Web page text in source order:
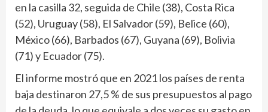
en la casilla 32, seguida de Chile (38), Costa Rica
(52), Uruguay (58), El Salvador (59), Belice (60),
México (66), Barbados (67), Guyana (69), Bolivia
(71) y Ecuador (75).
El informe mostró que en 2021 los países de renta
baja destinaron 27,5 % de sus presupuestos al pago